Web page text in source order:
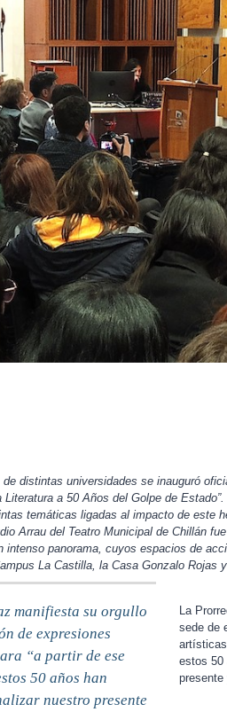
distintas universidades se inauguró
a 50 Años del Golpe de
temáticas ligadas al impacto de este
Arrau del Teatro Municipal de Chillán
intenso panorama, cuyos espacios de
La Castilla, la Casa Gonzalo Rojas
manifiesta su orgullo
de expresiones
“a partir de ese
50 años han
nuestro presente
La
sede de
estos 50
presente